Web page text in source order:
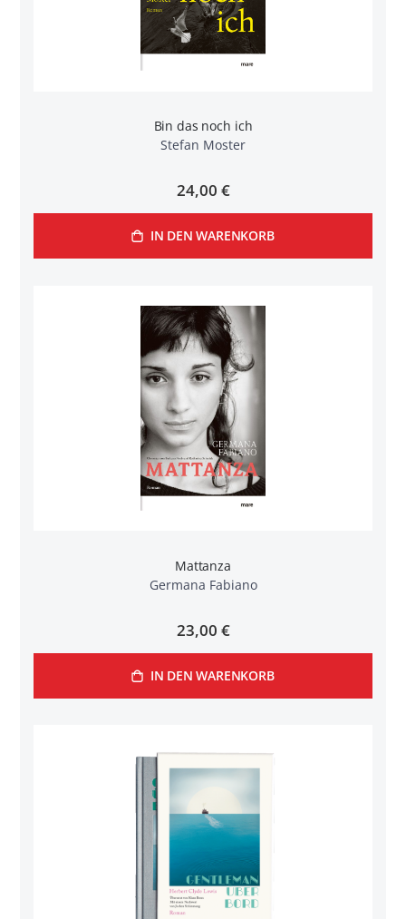
Bin das noch ich
Stefan Moster
24,00 €
IN DEN WARENKORB
Mattanza
Germana Fabiano
23,00 €
IN DEN WARENKORB